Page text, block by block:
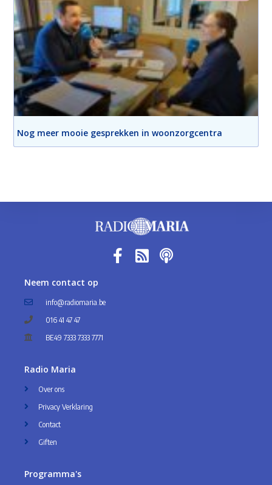
Nog meer mooie gesprekken in woonzorgcentra
Neem contact op
info@radiomaria.be
016 41 47 47
BE49 7333 7333 7771
Radio Maria
Over ons
Privacy Verklaring
Contact
Giften
Programma's